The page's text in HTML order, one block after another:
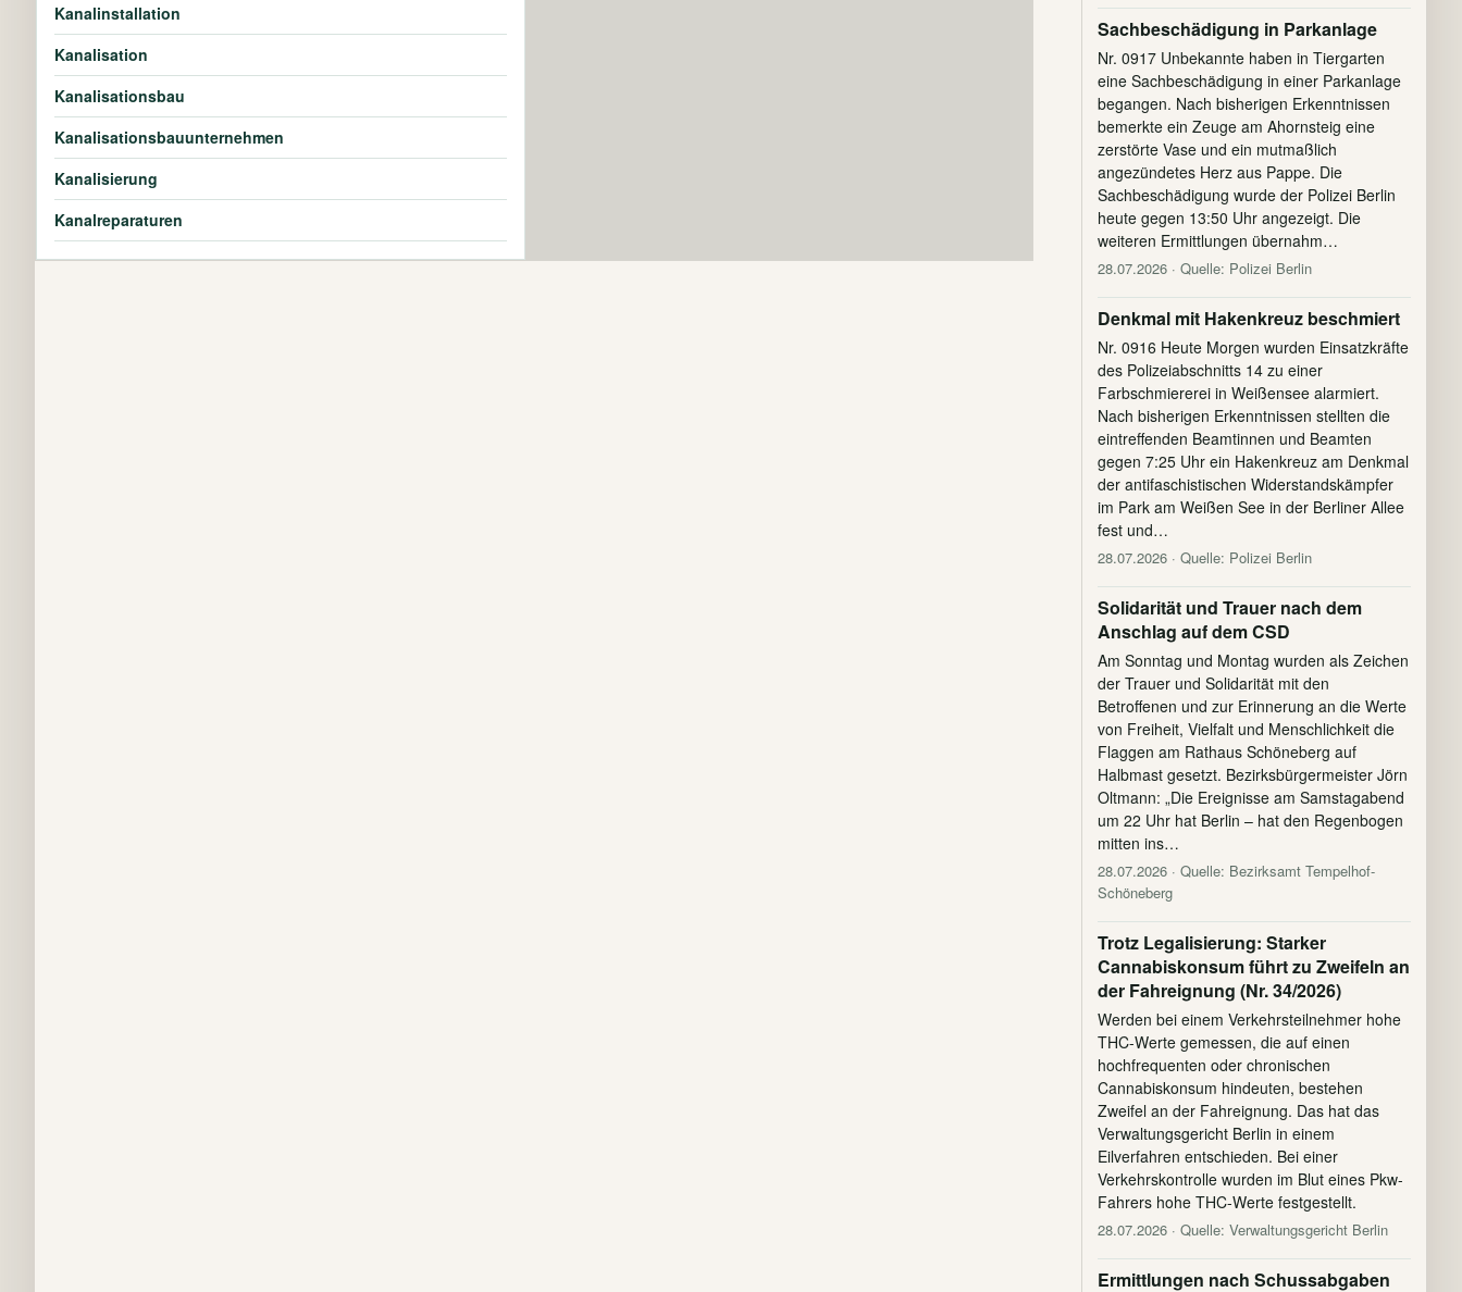
Sachbeschädigung in Parkanlage
Nr. 0917 Unbekannte haben in Tiergarten
eine Sachbeschädigung in einer Parkanlage
begangen. Nach bisherigen Erkenntnissen
bemerkte ein Zeuge am Ahornsteig eine
zerstörte Vase und ein mutmaßlich
angezündetes Herz aus Pappe. Die
Sachbeschädigung wurde der Polizei Berlin
heute gegen 13:50 Uhr angezeigt. Die
weiteren Ermittlungen übernahm…
28.07.2026 · Quelle: Polizei Berlin
Denkmal mit Hakenkreuz beschmiert
Nr. 0916 Heute Morgen wurden Einsatzkräfte
des Polizeiabschnitts 14 zu einer
Farbschmiererei in Weißensee alarmiert.
Nach bisherigen Erkenntnissen stellten die
eintreffenden Beamtinnen und Beamten
gegen 7:25 Uhr ein Hakenkreuz am Denkmal
der antifaschistischen Widerstandskämpfer
im Park am Weißen See in der Berliner Allee
fest und…
28.07.2026 · Quelle: Polizei Berlin
Solidarität und Trauer nach dem
Anschlag auf dem CSD
Am Sonntag und Montag wurden als Zeichen
der Trauer und Solidarität mit den
Betroffenen und zur Erinnerung an die Werte
von Freiheit, Vielfalt und Menschlichkeit die
Flaggen am Rathaus Schöneberg auf
Halbmast gesetzt. Bezirksbürgermeister Jörn
Oltmann: „Die Ereignisse am Samstagabend
um 22 Uhr hat Berlin – hat den Regenbogen
mitten ins…
28.07.2026 · Quelle: Bezirksamt Tempelhof-
Schöneberg
Trotz Legalisierung: Starker
Cannabiskonsum führt zu Zweifeln an
der Fahreignung (Nr. 34/2026)
Werden bei einem Verkehrsteilnehmer hohe
THC-Werte gemessen, die auf einen
hochfrequenten oder chronischen
Cannabiskonsum hindeuten, bestehen
Zweifel an der Fahreignung. Das hat das
Verwaltungsgericht Berlin in einem
Eilverfahren entschieden. Bei einer
Verkehrskontrolle wurden im Blut eines Pkw-
Fahrers hohe THC-Werte festgestellt.
28.07.2026 · Quelle: Verwaltungsgericht Berlin
Ermittlungen nach Schussabgaben
Kanalinstallation
Kanalisation
Kanalisationsbau
Kanalisationsbauunternehmen
Kanalisierung
Kanalreparaturen